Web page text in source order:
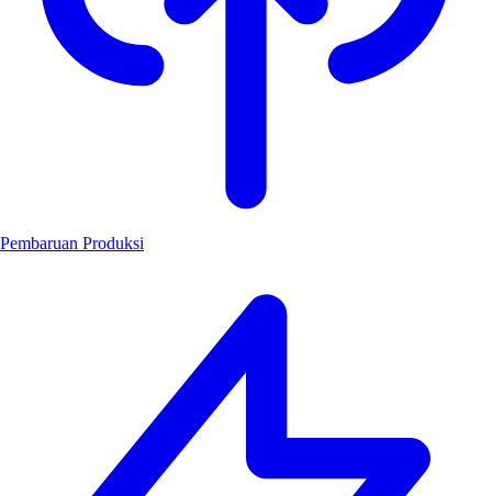
Pembaruan Produksi